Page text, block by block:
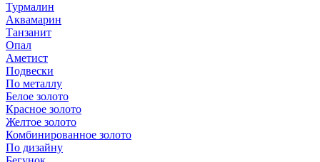
Турмалин
Аквамарин
Танзанит
Опал
Аметист
Подвески
По металлу
Белое золото
Красное золото
Желтое золото
Комбинированное золото
По дизайну